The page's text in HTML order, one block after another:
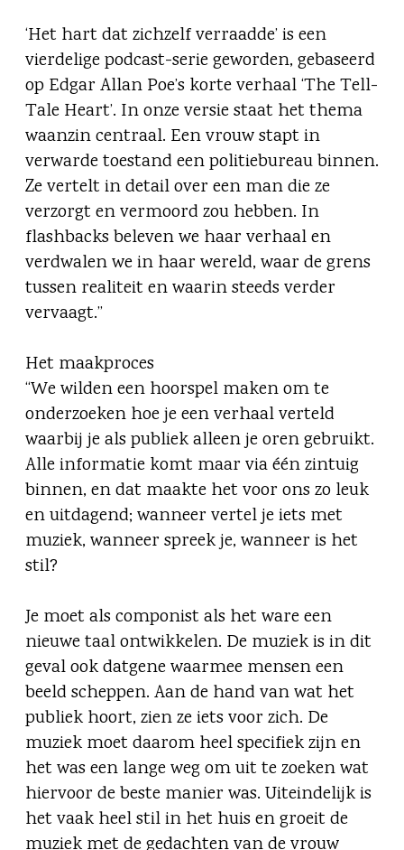
‘Het hart dat zichzelf verraadde’ is een
vierdelige podcast-serie geworden, gebaseerd
op Edgar Allan Poe’s korte verhaal ‘The Tell-
Tale Heart’. In onze versie staat het thema
waanzin centraal. Een vrouw stapt in
verwarde toestand een politiebureau binnen.
Ze vertelt in detail over een man die ze
verzorgt en vermoord zou hebben. In
flashbacks beleven we haar verhaal en
verdwalen we in haar wereld, waar de grens
tussen realiteit en waarin steeds verder
vervaagt.”
Het maakproces
“We wilden een hoorspel maken om te
onderzoeken hoe je een verhaal verteld
waarbij je als publiek alleen je oren gebruikt.
Alle informatie komt maar via één zintuig
binnen, en dat maakte het voor ons zo leuk
en uitdagend; wanneer vertel je iets met
muziek, wanneer spreek je, wanneer is het
stil?
Je moet als componist als het ware een
nieuwe taal ontwikkelen. De muziek is in dit
geval ook datgene waarmee mensen een
beeld scheppen. Aan de hand van wat het
publiek hoort, zien ze iets voor zich. De
muziek moet daarom heel specifiek zijn en
het was een lange weg om uit te zoeken wat
hiervoor de beste manier was. Uiteindelijk is
het vaak heel stil in het huis en groeit de